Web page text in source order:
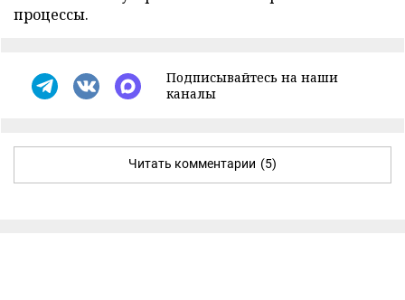
процессы.
Подписывайтесь на наши
каналы
Читать комментарии (5)